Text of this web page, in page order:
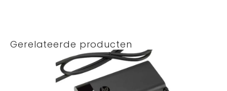
Gerelateerde producten